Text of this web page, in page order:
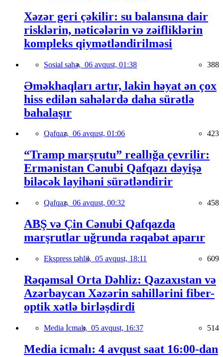
Xəzər geri çəkilir: su balansına dair
risklərin, nəticələrin və zəifliklərin
kompleks qiymətləndirilməsi
Sosial sahə, 06 avqust, 01:38 388
Əməkhaqları artır, lakin həyat ən çox
hiss edilən sahələrdə daha sürətlə
bahalaşır
Qafqaz, 06 avqust, 01:06 423
“Tramp marşrutu” reallığa çevrilir:
Ermənistan Cənubi Qafqazı dəyişə
biləcək layihəni sürətləndirir
Qafqaz, 06 avqust, 00:32 458
ABŞ və Çin Cənubi Qafqazda
marşrutlar uğrunda rəqabət aparır
Ekspress təhlil, 05 avqust, 18:11 609
Rəqəmsal Orta Dəhliz: Qazaxıstan və
Azərbaycan Xəzərin sahillərini fiber-
optik xətlə birləşdirdi
Media İcmalı, 05 avqust, 16:37 514
Media icmalı: 4 avqust saat 16:00-dan